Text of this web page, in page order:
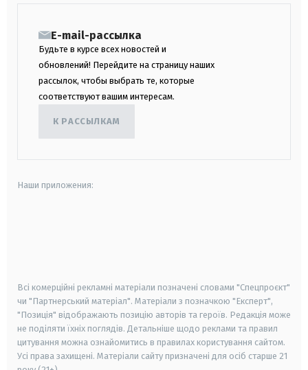
E-mail-рассылка
Будьте в курсе всех новостей и
обновлений! Перейдите на страницу наших
рассылок, чтобы выбрать те, которые
соответствуют вашим интересам.
К РАССЫЛКАМ
Наши приложения:
Всі комерційні рекламні матеріали позначені словами "Спецпроєкт"
чи "Партнерський матеріал". Матеріали з позначкою "Експерт",
"Позиція" відображають позицію авторів та героїв. Редакція може
не поділяти їхніх поглядів. Детальніше щодо реклами та правил
цитування можна ознайомитись в правилах користування сайтом.
Усі права захищені. Матеріали сайту призначені для осіб старше 21